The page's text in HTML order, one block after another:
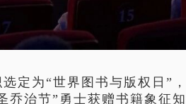
定为 “世界图书与版权日”
乔治节”勇士获赠书籍象征